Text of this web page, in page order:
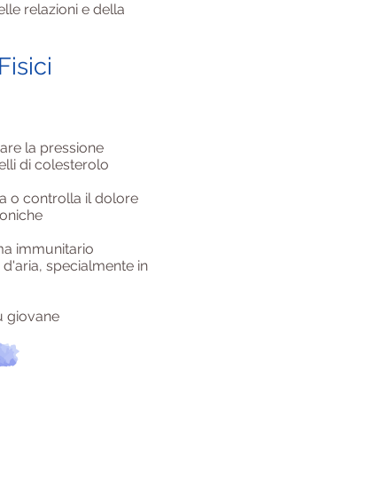
relazioni e della
Fisici
la pressione
di colesterolo
o controlla il dolore
immunitario
specialmente in
giovane